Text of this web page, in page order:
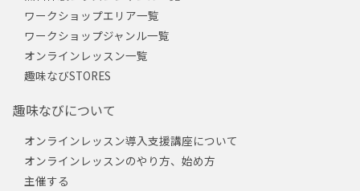
ワークショップエリア一覧
ワークショップジャンル一覧
オンラインレッスン一覧
趣味なびSTORES
趣味なびについて
オンラインレッスン導入支援講座について
オンラインレッスンのやり方、始め方
主催する